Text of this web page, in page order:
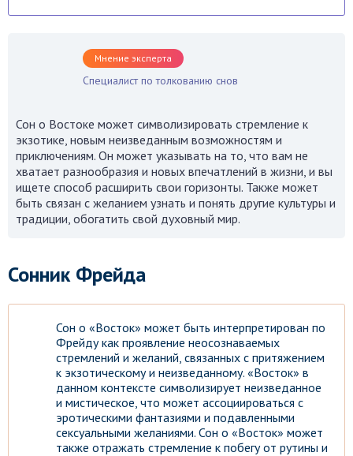
Мнение эксперта
Специалист по толкованию снов
Сон о Востоке может символизировать стремление к
экзотике, новым неизведанным возможностям и
приключениям. Он может указывать на то, что вам не
хватает разнообразия и новых впечатлений в жизни, и вы
ищете способ расширить свои горизонты. Также может
быть связан с желанием узнать и понять другие культуры и
традиции, обогатить свой духовный мир.
Сонник Фрейда
Сон о «Восток» может быть интерпретирован по
Фрейду как проявление неосознаваемых
стремлений и желаний, связанных с притяжением
к экзотическому и неизведанному. «Восток» в
данном контексте символизирует неизведанное
и мистическое, что может ассоциироваться с
эротическими фантазиями и подавленными
сексуальными желаниями. Сон о «Восток» может
также отражать стремление к побегу от рутины и